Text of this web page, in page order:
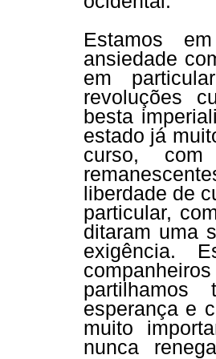
Estamos
ansiedade
em
revoluções
besta
estado já
curso,
liberdade de
particular,
ditaram uma
exigência.
partilhamos
esperança e
muito
nunca